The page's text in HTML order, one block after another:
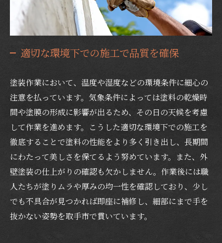
適切な環境下での施工で品質を確保
塗装作業において、温度や湿度などの環境条件に細心の
注意を払っています。気象条件によっては塗料の乾燥時
間や塗膜の形成に影響が出るため、その日の天候を考慮
して作業を進めます。こうした適切な環境下での施工を
徹底することで塗料の性能をより多く引き出し、長期間
にわたって美しさを保てるよう努めています。また、外
壁塗装の仕上がりの確認も欠かしません。作業後には職
人たちが塗りムラや厚みの均一性を確認しており、少し
でも不具合が見つかれば即座に補修し、細部にまで手を
抜かない姿勢を取手市で貫いています。